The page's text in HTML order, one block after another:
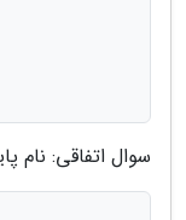
سوال اتفاقی: نام